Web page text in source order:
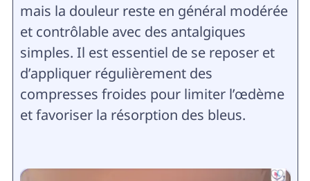
mais la douleur reste en général modérée
et contrôlable avec des antalgiques
simples. Il est essentiel de se reposer et
d’appliquer régulièrement des
compresses froides pour limiter l’œdème
et favoriser la résorption des bleus.